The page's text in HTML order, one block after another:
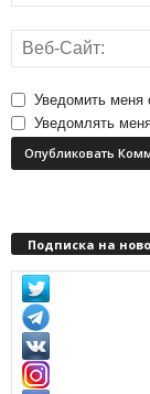
Уведомить меня
Уведомлять
Подписка на